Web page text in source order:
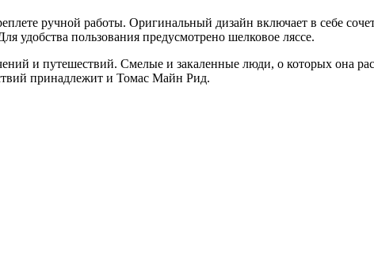
ручной работы. Оригинальный дизайн включает в себе
удобства пользования предусмотрено шелковое ляссе.
и путешествий. Смелые и закаленные люди, о которых она
принадлежит и Томас Майн Рид.